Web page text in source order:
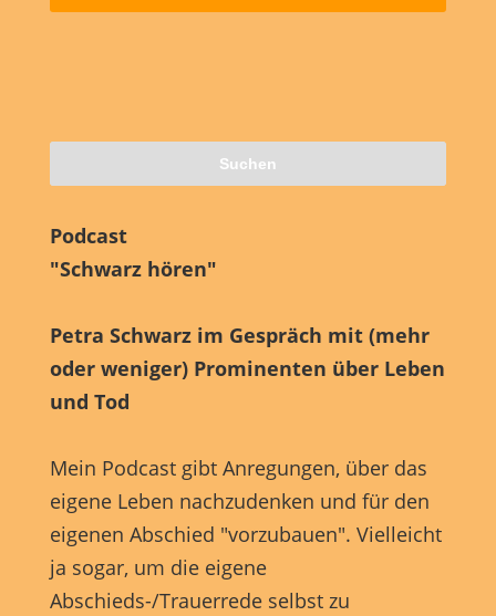
Podcast
"Schwarz hören"
Petra Schwarz im Gespräch mit (mehr
oder weniger) Prominenten über Leben
und Tod
Mein Podcast gibt Anregungen, über das
eigene Leben nachzudenken und für den
eigenen Abschied "vorzubauen". Vielleicht
ja sogar, um die eigene
Abschieds-/Trauerrede selbst zu